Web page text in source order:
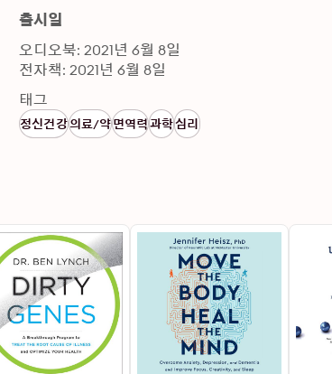
출시일
오디오북: 2021년 6월 8일
전자책: 2021년 6월 8일
태그
정신건강의료/약면역력과학심리